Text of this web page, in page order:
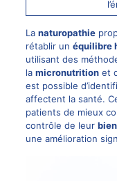
La naturopathie
rétablir un équilibre
utilisant des
la micronutritionet
est possible
affectent la santé.
patients de mieux
contrôle de leur
une amélioration